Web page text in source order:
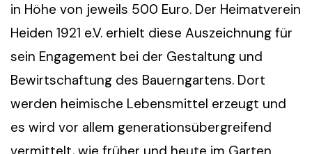
in Höhe von jeweils 500 Euro. Der Heimatverein
Heiden 1921 e.V. erhielt diese Auszeichnung für
sein Engagement bei der Gestaltung und
Bewirtschaftung des Bauerngartens. Dort
werden heimische Lebensmittel erzeugt und
es wird vor allem generationsübergreifend